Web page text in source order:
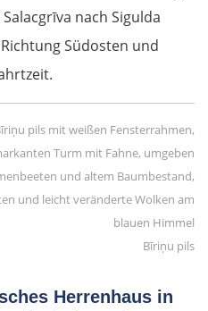
nach Sigulda
Südosten und
Bīriņu pils
Herrenhaus in